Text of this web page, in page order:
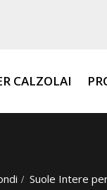
CALZOLAI
Suole Intere